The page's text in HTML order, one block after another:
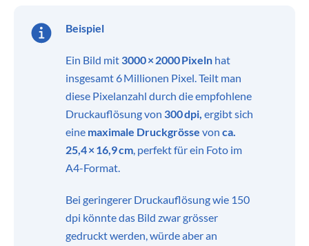
Beispiel
Ein Bild mit 3000 × 2000 Pixeln hat
insgesamt 6 Millionen Pixel. Teilt man
diese Pixelanzahl durch die empfohlene
Druckauflösung von 300 dpi, ergibt sich
eine maximale Druckgrösse von ca.
25,4 × 16,9 cm, perfekt für ein Foto im
A4-Format.
Bei geringerer Druckauflösung wie 150
dpi könnte das Bild zwar grösser
gedruckt werden, würde aber an